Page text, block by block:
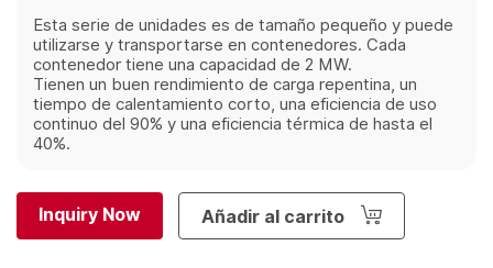
Esta serie de unidades es de tamaño pequeño y puede
utilizarse y transportarse en contenedores. Cada
contenedor tiene una capacidad de 2 MW.
Tienen un buen rendimiento de carga repentina, un
tiempo de calentamiento corto, una eficiencia de uso
continuo del 90% y una eficiencia térmica de hasta el
40%.
Inquiry Now Añadir al carrito